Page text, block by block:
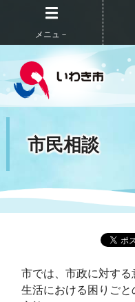
メニュ－
市民相談
市では、市政に対す
生活における困りご